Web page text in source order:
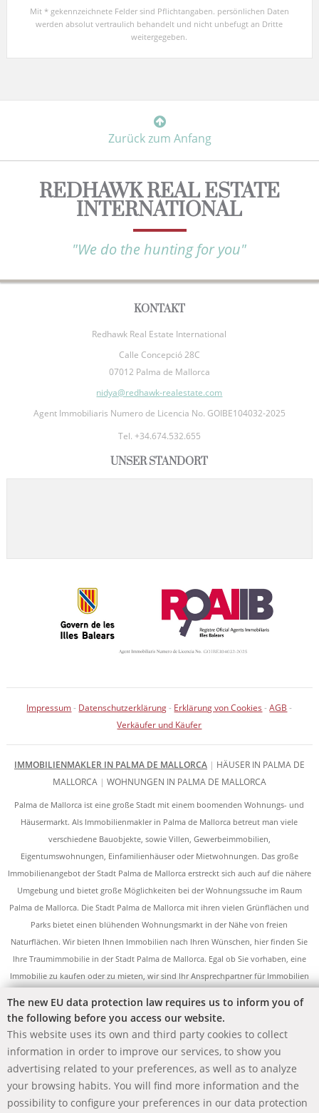
The new EU data protection law requires us to inform you of
the following before you access our website.
This website uses its own and third party cookies to collect
information in order to improve our services, to show you
advertising related to your preferences, as well as to analyze
your browsing habits. You will find more information and the
possibility to configure your preferences in our data protection
Mit * gekennzeichnete Felder sind Pflichtangaben. persönlichen Daten
werden absolut vertraulich behandelt und nicht unbefugt an Dritte
weitergegeben.
Zurück zum Anfang
REDHAWK REAL ESTATE
INTERNATIONAL
"We do the hunting for you"
KONTAKT
Redhawk Real Estate International
Calle Concepció 28C
07012 Palma de Mallorca
nidya@redhawk-realestate.com
Agent Immobiliaris Numero de Licencia No. GOIBE104032-2025
Tel. +34.674.532.655
UNSER STANDORT
Impressum- Datenschutzerklärung- Erklärung von Cookies -AGB -
Verkäufer und Käufer
IMMOBILIENMAKLER IN PALMA DE MALLORCA| HÄUSER IN PALMA DE
MALLORCA| WOHNUNGEN IN PALMA DE MALLORCA
Palma de Mallorca ist eine große Stadt mit einem boomenden Wohnungs- und
Häusermarkt. Als Immobilienmakler in Palma de Mallorca betreut man viele
verschiedene Bauobjekte, sowie Villen, Gewerbeimmobilien,
Eigentumswohnungen, Einfamilienhäuser oder Mietwohnungen. Das große
Immobilienangebot der Stadt Palma de Mallorca erstreckt sich auch auf die nähere
Umgebung und bietet große Möglichkeiten bei der Wohnungssuche im Raum
Palma de Mallorca. Die Stadt Palma de Mallorca mit ihren vielen Grünflächen und
Parks bietet einen blühenden Wohnungsmarkt in der Nähe von freien
Naturflächen. Wir bieten Ihnen Immobilien nach Ihren Wünschen, hier finden Sie
Ihre Traumimmobilie in der Stadt Palma de Mallorca. Egal ob Sie vorhaben, eine
Immobilie zu kaufen oder zu mieten, wir sind Ihr Ansprechpartner für Immobilien
Professionalität und Fachkenntnisse im Bereich Immobilien in Palma de Mallorca.
Die verschiedenen Objekte der Stadt offerieren eine große Auswahl im Bereich